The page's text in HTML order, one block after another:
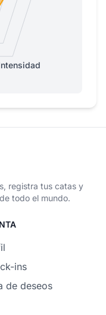
registra tus catas y
todo el mundo.
ins
de deseos